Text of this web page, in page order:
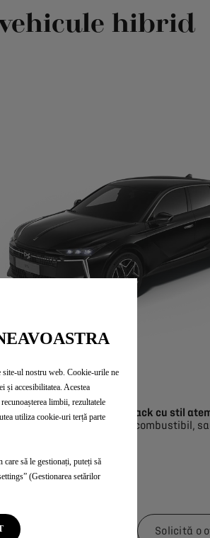
hibrid
combustibil poate varia în funcție de
N°4
Noua generație de hatchback cu stil
la 15% a consumului de combustibil,
Solicită o
site-ul nostru web. Cookie-urile ne
și accesibilitatea. Acestea
limbii, rezultatele
utiliza cookie-uri terță parte
să le gestionați, puteți să
(Gestionarea setărilor